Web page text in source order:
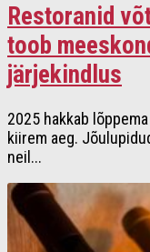
Restoranid
toob
järjekindlus
2025 hakkab
kiirem aeg.
neil...